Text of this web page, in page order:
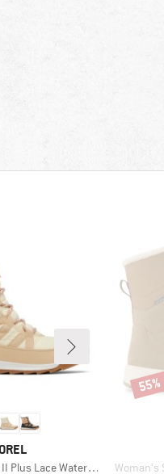
Lace Waterproof
Artikel
Woman's
55%